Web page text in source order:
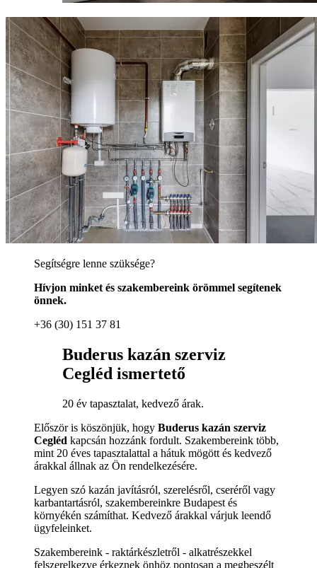
Segítségre lenne szüksége?
Hívjon minket és szakembereink örömmel segítenek
önnek.
+36 (30) 151 37 81
Buderus kazán szerviz
Cegléd ismertető
20 év tapasztalat, kedvező árak.
Először is köszönjük, hogy Buderus kazán szerviz
Cegléd kapcsán hozzánk fordult. Szakembereink több,
mint 20 éves tapasztalattal a hátuk mögött és kedvező
árakkal állnak az Ön rendelkezésére.
Legyen szó kazán javításról, szerelésről, cseréről vagy
karbantartásról, szakembereinkre Budapest és
környékén számíthat. Kedvező árakkal várjuk leendő
ügyfeleinket.
Szakembereink - raktárkészletről - alkatrészekkel
felszerelkezve érkeznek önhöz pontosan a megbeszélt